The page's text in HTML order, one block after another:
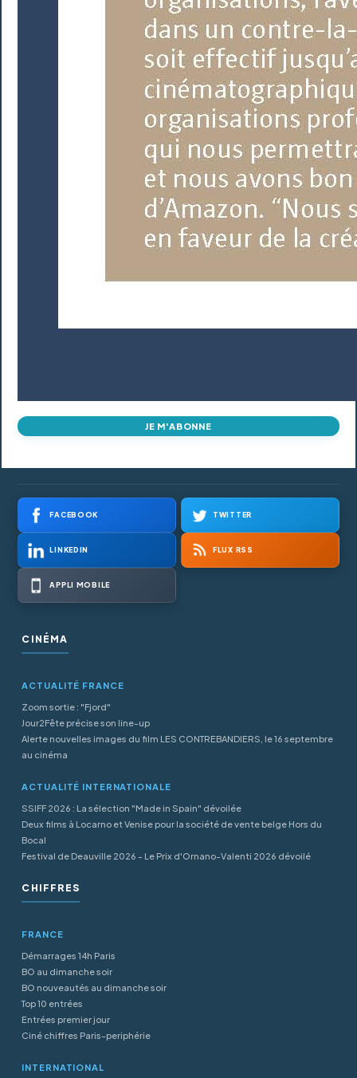
JE M'ABONNE
FACEBOOK TWITTER
LINKEDIN FLUX RSS
APPLI MOBILE
CINÉMA
ACTUALITÉ FRANCE
Zoom sortie : "Fjord"
Jour2Fête précise son line-up
Alerte nouvelles images du film LES CONTREBANDIERS, le 16 septembre
au cinéma
ACTUALITÉ INTERNATIONALE
SSIFF 2026 : La sélection "Made in Spain" dévoilée
Deux films à Locarno et Venise pour la société de vente belge Hors du
Bocal
Festival de Deauville 2026 - Le Prix d'Ornano-Valenti 2026 dévoilé
CHIFFRES
FRANCE
Démarrages 14h Paris
BO au dimanche soir
BO nouveautés au dimanche soir
Top 10 entrées
Entrées premier jour
Ciné chiffres Paris-periphérie
INTERNATIONAL